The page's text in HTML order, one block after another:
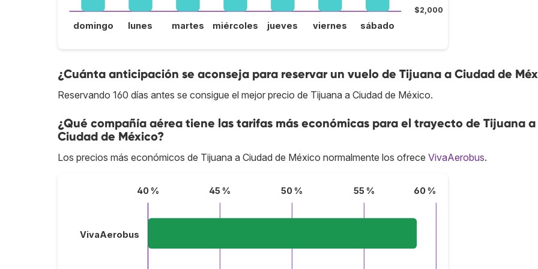
$2,000
domingo lunes martes miércoles jueves viernes sábado
¿Cuánta anticipación se aconseja para reservar un vuelo de Tijuana a Ciudad de
Reservando 160 días antes se consigue el mejor precio de Tijuana a Ciudad de México.
¿Qué compañía aérea tiene las tarifas más económicas para el trayecto de Tijuana a
Ciudad de México?
Los precios más económicos de Tijuana a Ciudad de México normalmente los ofrece VivaAerobus.
40 % 45 % 50 % 55 % 60 %
VivaAerobus